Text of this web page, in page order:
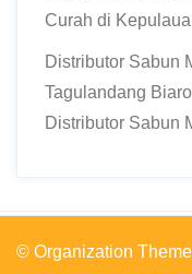
Curah di
Distributor Sabun
Tagulandang
Distributor Sabun
© Organization Theme